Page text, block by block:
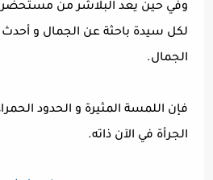
وفي حين يعد البلاشر من
لكل سيدة باحثة عن الجمال و
الجمال.
فإن اللمسة المثيرة و الحدود
الجرأة في الآن ذاته.